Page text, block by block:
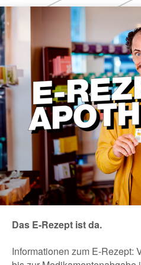
Das E-Rezept ist da.
Informationen zum E-Rezept: